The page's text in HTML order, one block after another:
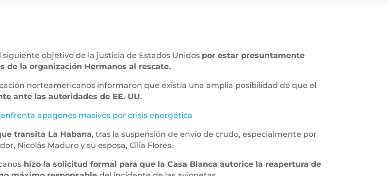
objetivo de la justicia de Estados Unidos por estar presuntamente
de la organización Hermanos al rescate.
norteamericanos informaron que existía una amplia posibilidad de que el
ante las autoridades de EE. UU.
apagones masivos por crisis energética
transita La Habana, tras la suspensión de envío de crudo, especialmente por
Nicolás Maduro y su esposa, Cilia Flores.
hizo la solicitud formal para que la Casa Blanca autorice la reapertura de